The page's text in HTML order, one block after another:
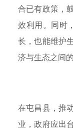
合已有政策，
效利用。同时
长，也能维护
济与生态之间
在屯昌县，推
业，政府应出